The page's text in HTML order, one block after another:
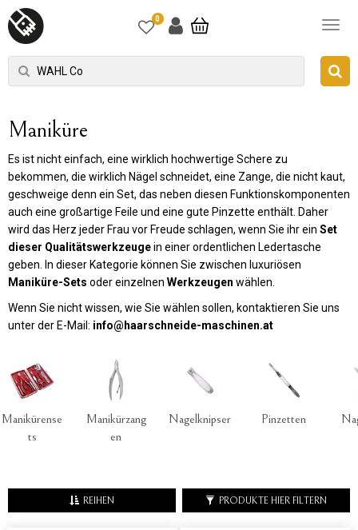
0
Maniküre
Es ist nicht einfach, eine wirklich hochwertige Schere zu
bekommen, die wirklich Nägel schneidet, eine Zange, die nicht kaut,
geschweige denn ein Set, das neben diesen Funktionskomponenten
auch eine großartige Feile und eine gute Pinzette enthält. Daher
wird das Herz jeder Frau vor Freude schlagen, wenn Sie ihr ein Set
dieser Qualitätswerkzeugein einer ordentlichen Ledertasche
geben. In dieser Kategorie können Sie zwischen luxuriösen
Maniküre-Sets oder einzelnen Werkzeugen wählen.
Wenn Sie nicht wissen, wie Sie wählen sollen, kontaktieren Sie uns
unter der E-Mail: info@haarschneide-maschinen.at
Manikürense
ts
Manikürzang
en
Nagelknipser Pinzetten
REIHEN PRODUKTE HIER FILTERN